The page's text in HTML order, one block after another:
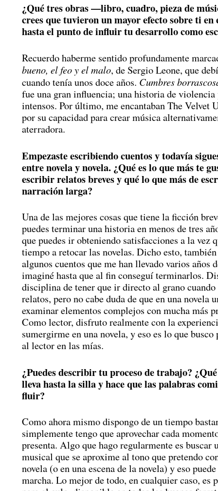
¿Qué tres obras —libro, cuadro, pieza de
crees que tuvieron un mayor efecto sobre ti en
hasta el punto de influir tu desarrollo como
Recuerdo haberme sentido profundamente
bueno, el feo y el malo, de Sergio Leone, que
cuando tenía unos doce años. Cumbres
fue una gran influencia; una historia de
intensos. Por último, me encantaban The Velvet
por su capacidad para crear música
aterradora.
Empezaste escribiendo cuentos y todavía
entre novela y novela. ¿Qué es lo que más te
escribir relatos breves y qué lo que más de
narración larga?
Una de las mejores cosas que tiene la ficción
puedes terminar una historia en menos de tres
que puedes ir obteniendo satisfacciones a la vez
tiempo a retocar las novelas. Dicho esto,
algunos cuentos que me han llevado varios años
imaginé hasta que al fin conseguí terminarlos.
disciplina de tener que ir directo al grano
relatos, pero no cabe duda de que en una novela
examinar elementos complejos con mucha más
Como lector, disfruto realmente con la
sumergirme en una novela, y eso es lo que
al lector en las mías.
¿Puedes describir tu proceso de trabajo?
lleva hasta la silla y hace que las palabras
fluir?
Como ahora mismo dispongo de un tiempo
simplemente tengo que aprovechar cada
presenta. Algo que hago regularmente es buscar
musical que se aproxime al tono que pretendo
novela (o en una escena de la novela) y eso
marcha. Lo mejor de todo, en cualquier caso, es